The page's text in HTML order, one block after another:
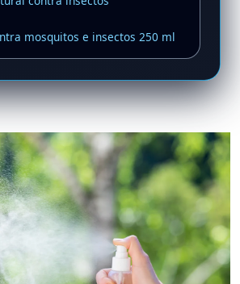
mosquitos e insectos 250 ml